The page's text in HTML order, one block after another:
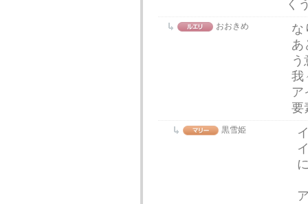
く
おおきめ
な
あ
う
我
ア
要
黒雪姫